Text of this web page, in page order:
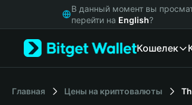
Русский
Italiano
В данный момент вы
перейти на English?
Кошелек
Главная Цены на криптовалюты